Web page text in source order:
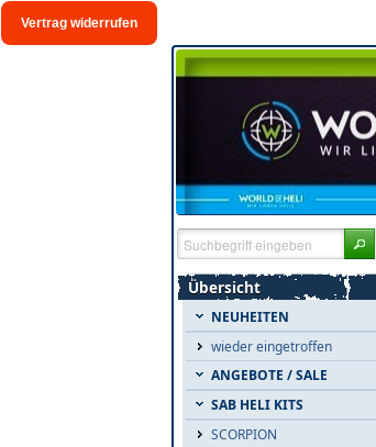
Vertrag widerrufen
Übersicht
NEUHEITEN
wieder eingetroffen
ANGEBOTE / SALE
SAB HELI KITS
SCORPION